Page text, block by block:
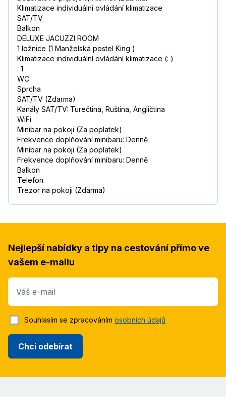
Klimatizace individuální ovládání klimatizace
SAT/TV
Balkon
DELUXE JACUZZI ROOM
1 ložnice (1 Manželská postel King )
Klimatizace individuální ovládání klimatizace (: )
: 1
WC
Sprcha
SAT/TV (Zdarma)
Kanály SAT/TV: Turečtina, Ruština, Angličtina
WiFi
Minibar na pokoji (Za poplatek)
Frekvence doplňování minibaru: Denně
Minibar na pokoji (Za poplatek)
Frekvence doplňování minibaru: Denně
Balkon
Telefon
Trezor na pokoji (Zdarma)
Nejlepší nabídky a tipy na cestování přímo ve
vašem e-mailu
Váš e-mail
Chci odebírat
Souhlasím se zpracováním osobních údajů